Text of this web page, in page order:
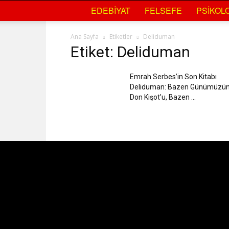
EDEBIYAT FELSEFE
Ana Sayfa Etiketler Deliduman
Etiket: Deliduman
Emrah Serbes’in Son Kitabı
Deliduman: Bazen Günümüzün
Don Kişot’u, Bazen ...